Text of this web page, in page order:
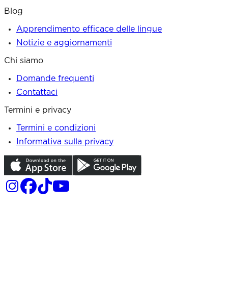
Blog
Apprendimento efficace delle lingue
Notizie e aggiornamenti
Chi siamo
Domande frequenti
Contattaci
Termini e privacy
Termini e condizioni
Informativa sulla privacy